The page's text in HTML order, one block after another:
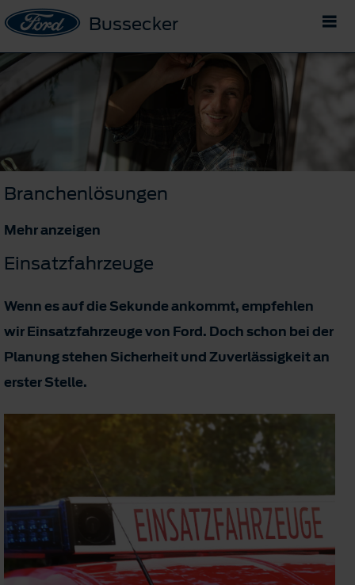
Bussecker
Branchenlösungen
Mehr anzeigen
Einsatzfahrzeuge
Wenn es auf die Sekunde ankommt, empfehlen
wir Einsatzfahrzeuge von Ford. Doch schon bei der
Planung stehen Sicherheit und Zuverlässigkeit an
erster Stelle.